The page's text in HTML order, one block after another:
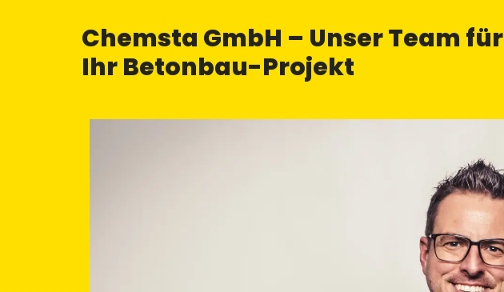
Chemsta GmbH – Unser Team für
Ihr Betonbau-Projekt